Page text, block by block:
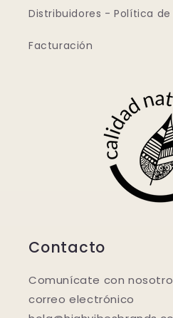
Distribuidores - Política
Facturación
Contacto
Comunícate con
correo electrónico